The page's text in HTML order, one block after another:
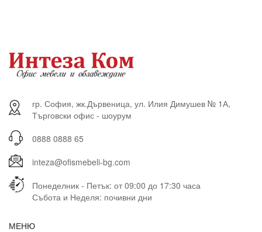
гр. София, жк.Дървеница, ул. Илия Димушев № 1А,
Търговски офис - шоурум
0888 0888 65
inteza@ofismebeli-bg.com
Понеделник - Петък: от 09:00 до 17:30 часа
Събота и Неделя: почивни дни
МЕНЮ